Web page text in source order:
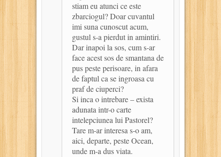
stiam eu atunci ce este
zbarciogul? Doar cuvantul
imi suna cunoscut acum,
gustul s-a pierdut in amintiri.
Dar inapoi la sos, cum s-ar
face acest sos de smantana de
pus peste perisoare, in afara
de faptul ca se ingroasa cu
praf de ciuperci?
Si inca o intrebare – exista
adunata intr-o carte
intelepciunea lui Pastorel?
Tare m-ar interesa s-o am,
aici, departe, peste Ocean,
unde m-a dus viata.